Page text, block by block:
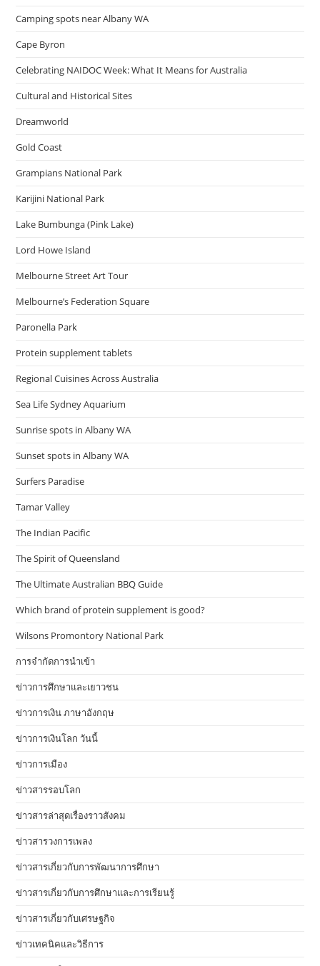
Camping spots near Albany WA
Cape Byron
Celebrating NAIDOC Week: What It Means for Australia
Cultural and Historical Sites
Dreamworld
Gold Coast
Grampians National Park
Karijini National Park
Lake Bumbunga (Pink Lake)
Lord Howe Island
Melbourne Street Art Tour
Melbourne’s Federation Square
Paronella Park
Protein supplement tablets
Regional Cuisines Across Australia
Sea Life Sydney Aquarium
Sunrise spots in Albany WA
Sunset spots in Albany WA
Surfers Paradise
Tamar Valley
The Indian Pacific
The Spirit of Queensland
The Ultimate Australian BBQ Guide
Which brand of protein supplement is good?
Wilsons Promontory National Park
การจำกัดการนำเข้า
ข่าวการศึกษาและเยาวชน
ข่าวการเงิน ภาษาอังกฤษ
ข่าวการเงินโลก วันนี้
ข่าวการเมือง
ข่าวสารรอบโลก
ข่าวสารล่าสุดเรื่องราวสังคม
ข่าวสารวงการเพลง
ข่าวสารเกี่ยวกับการพัฒนาการศึกษา
ข่าวสารเกี่ยวกับการศึกษาและการเรียนรู้
ข่าวสารเกี่ยวกับเศรษฐกิจ
ข่าวเทคนิคและวิธีการ